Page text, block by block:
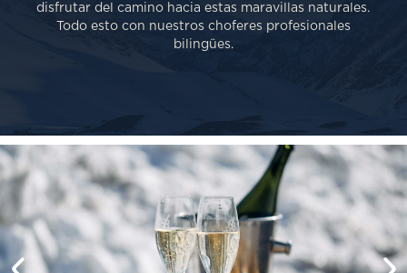
disfrutar del camino hacia estas maravillas naturales.
Todo esto con nuestros choferes profesionales
bilingües.